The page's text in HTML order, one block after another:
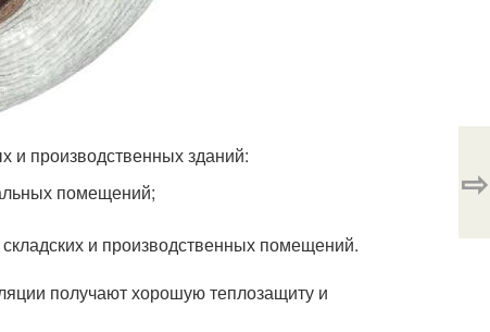
и производственных зданий:
помещений;
и производственных помещений.
получают хорошую теплозащиту и
⇨